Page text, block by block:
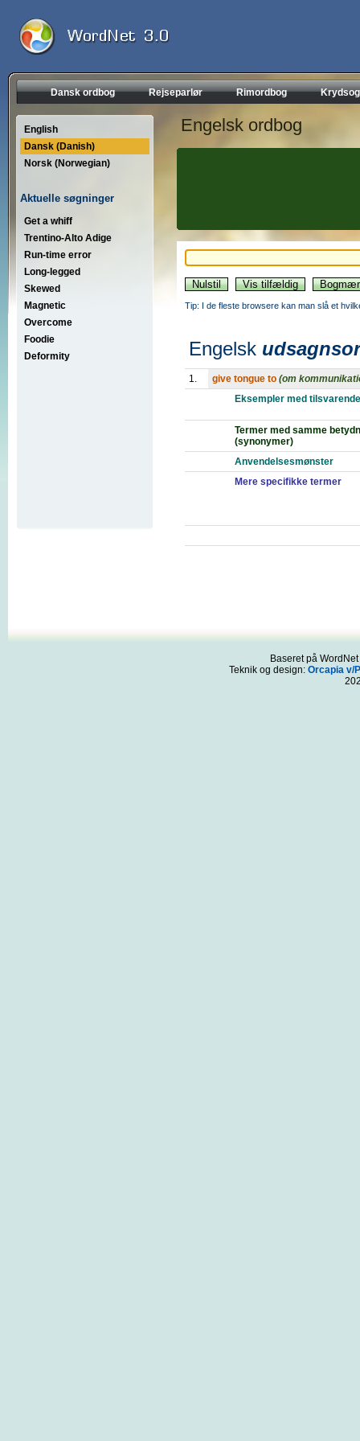
Dansk ordbog Rejseparlør Rimordbog
English
Dansk (Danish)
Norsk (Norwegian)
Aktuelle søgninger
Get a whiff
Trentino-Alto Adige
Run-time error
Long-legged
Skewed
Magnetic
Overcome
Foodie
Deformity
Engelsk ordbog
Tip: I de fleste browsere kan man slå et
Engelsk
1. give tongue to (om
Eksempler med
Termer med samme
(synonymer)
Anvendelsesmønster
Mere specifikke termer
Baseret på
Teknik og design: Orcapia v/